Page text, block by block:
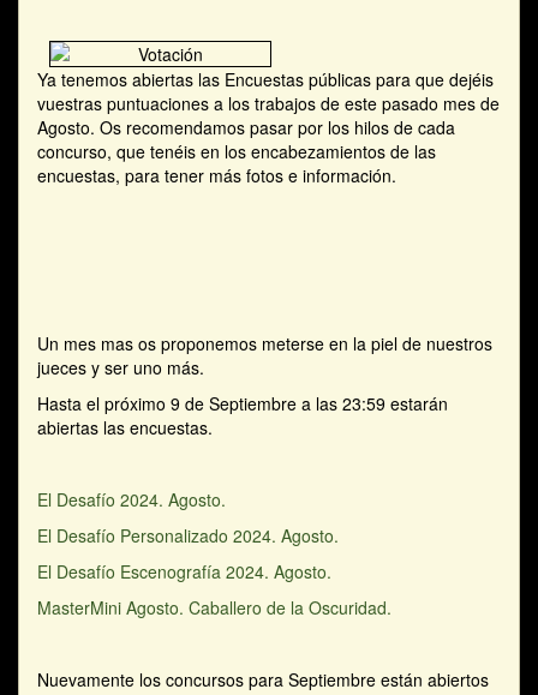
Ya tenemos abiertas las Encuestas públicas para que dejéis
vuestras puntuaciones a los trabajos de este pasado mes de
Agosto. Os recomendamos pasar por los hilos de cada
concurso, que tenéis en los encabezamientos de las
encuestas, para tener más fotos e información.
Un mes mas os proponemos meterse en la piel de nuestros
jueces y ser uno más.
Hasta el próximo 9 de Septiembre a las 23:59 estarán
abiertas las encuestas.
El Desafío 2024. Agosto.
El Desafío Personalizado 2024. Agosto.
El Desafío Escenografía 2024. Agosto.
MasterMini Agosto. Caballero de la Oscuridad.
Nuevamente los concursos para Septiembre están abiertos